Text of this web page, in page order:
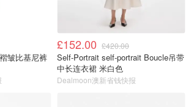
皱比基尼裤
£152.00 £420.00
Self-Portrait self-portrait Boucle吊带
中长连衣裙 米白色
Dealmoon澳新省钱快报